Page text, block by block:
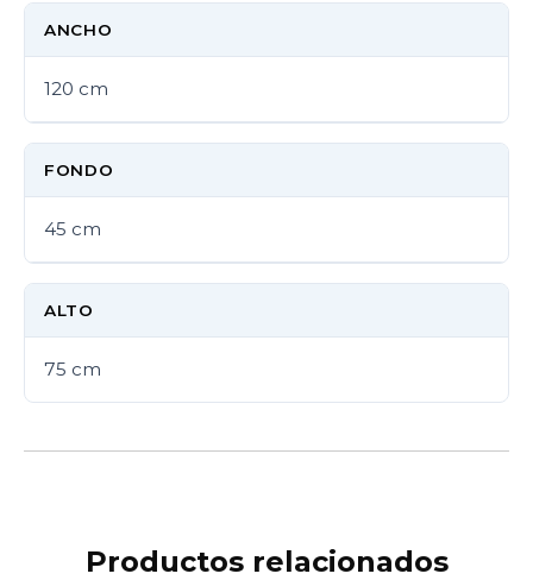
ANCHO
120 cm
FONDO
45 cm
ALTO
75 cm
Productos relacionados